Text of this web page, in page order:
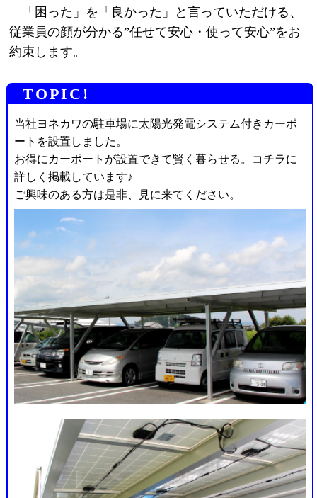
「困った」を「良かった」と言っていただける、
従業員の顔が分かる”任せて安心・使って安心”をお
約束します。
TOPIC!
当社ヨネカワの駐車場に太陽光発電システム付きカーポ
ートを設置しました。
お得にカーポートが設置できて賢く暮らせる。コチラに
詳しく掲載しています♪
ご興味のある方は是非、見に来てください。